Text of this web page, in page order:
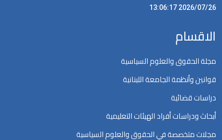
2026/07/26 13:06:17
الاقسام
مجلة الحقوق والعلوم السياسية
قوانين وأنظمة الجامعة اللبنانية
دراسات قضائية
أبحاث ودراسات أفراد الهيئات التعليمية
مجلات متخصصة في الحقوق والعلوم السياسية